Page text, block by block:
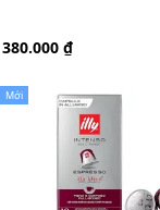
380.000 ₫
Mới